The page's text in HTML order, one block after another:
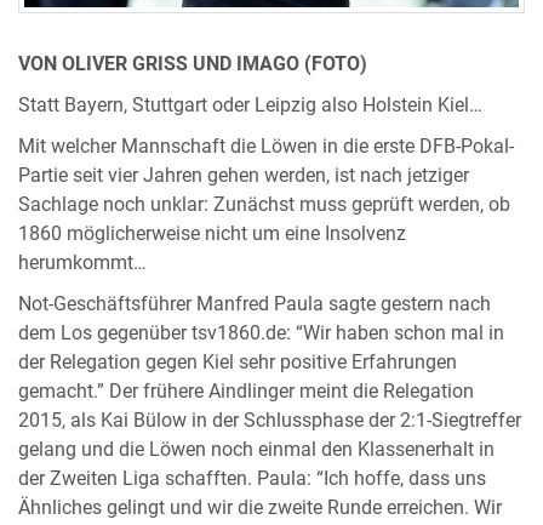
VON OLIVER GRISS UND IMAGO (FOTO)
Statt Bayern, Stuttgart oder Leipzig also Holstein Kiel…
Mit welcher Mannschaft die Löwen in die erste DFB-Pokal-
Partie seit vier Jahren gehen werden, ist nach jetziger
Sachlage noch unklar: Zunächst muss geprüft werden, ob
1860 möglicherweise nicht um eine Insolvenz
herumkommt…
Not-Geschäftsführer Manfred Paula sagte gestern nach
dem Los gegenüber tsv1860.de: “Wir haben schon mal in
der Relegation gegen Kiel sehr positive Erfahrungen
gemacht.” Der frühere Aindlinger meint die Relegation
2015, als Kai Bülow in der Schlussphase der 2:1-Siegtreffer
gelang und die Löwen noch einmal den Klassenerhalt in
der Zweiten Liga schafften. Paula: “Ich hoffe, dass uns
Ähnliches gelingt und wir die zweite Runde erreichen. Wir